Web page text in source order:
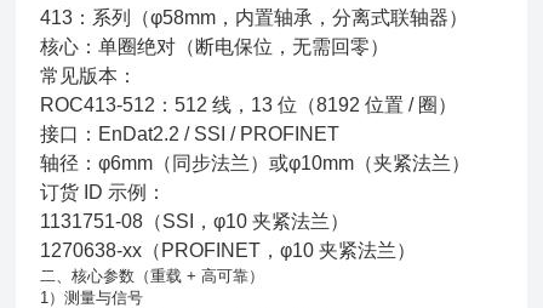
413：系列（φ58mm，内置轴承，分离式联轴器）
核心：单圈绝对（断电保位，无需回零）
常见版本：
ROC413‑512：512 线，13 位（8192 位置 / 圈）
接口：EnDat2.2 / SSI / PROFINET
轴径：φ6mm（同步法兰）或φ10mm（夹紧法兰）
订货 ID 示例：
1131751‑08（SSI，φ10 夹紧法兰）
1270638‑xx（PROFINET，φ10 夹紧法兰）
二、核心参数（重载 + 高可靠）
1）测量与信号